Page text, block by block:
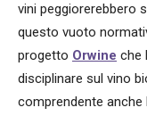
vini peggiorerebbero
questo vuoto
progetto Orwine che
disciplinare sul vino
comprendente anche